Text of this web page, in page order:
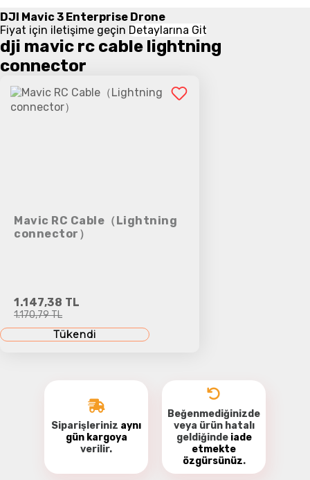
DJI Mavic 3 Enterprise Drone
Fiyat için iletişime geçin Detaylarına Git
dji mavic rc cable lightning
connector
Mavic RC Cable（Lightning
connector）
1.147,38 TL
1.170,79 TL
Tükendi
Siparişleriniz aynı
gün kargoya
verilir.
Beğenmediğinizde
veya ürün hatalı
geldiğinde iade
etmekte
özgürsünüz.